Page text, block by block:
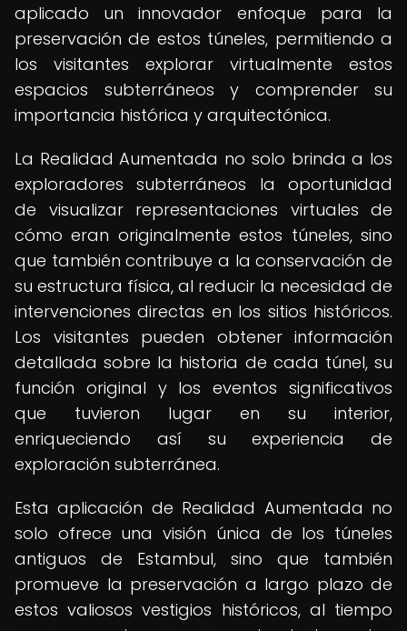
aplicado un innovador enfoque para la
preservación de estos túneles, permitiendo a
los visitantes explorar virtualmente estos
espacios subterráneos y comprender su
importancia histórica y arquitectónica.
La Realidad Aumentada no solo brinda a los
exploradores subterráneos la oportunidad
de visualizar representaciones virtuales de
cómo eran originalmente estos túneles, sino
que también contribuye a la conservación de
su estructura física, al reducir la necesidad de
intervenciones directas en los sitios históricos.
Los visitantes pueden obtener información
detallada sobre la historia de cada túnel, su
función original y los eventos significativos
que tuvieron lugar en su interior,
enriqueciendo así su experiencia de
exploración subterránea.
Esta aplicación de Realidad Aumentada no
solo ofrece una visión única de los túneles
antiguos de Estambul, sino que también
promueve la preservación a largo plazo de
estos valiosos vestigios históricos, al tiempo